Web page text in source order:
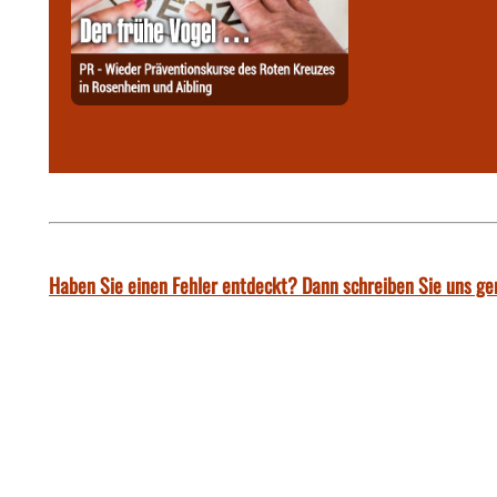
Haben Sie einen Fehler entdeckt? Dann schreiben Sie uns